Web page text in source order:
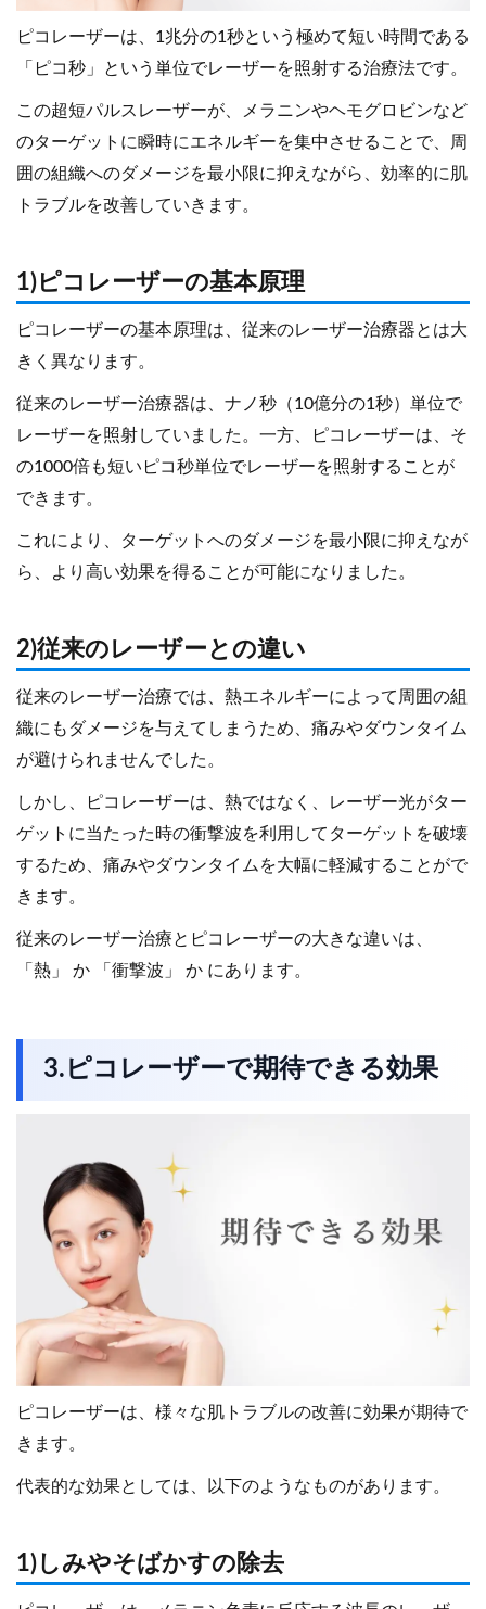
ピコレーザーは、1兆分の1秒という極めて短い時間である
「ピコ秒」という単位でレーザーを照射する治療法です。
この超短パルスレーザーが、メラニンやヘモグロビンなど
のターゲットに瞬時にエネルギーを集中させることで、周
囲の組織へのダメージを最小限に抑えながら、効率的に肌
トラブルを改善していきます。
1)ピコレーザーの基本原理
ピコレーザーの基本原理は、従来のレーザー治療器とは大
きく異なります。
従来のレーザー治療器は、ナノ秒（10億分の1秒）単位で
レーザーを照射していました。一方、ピコレーザーは、そ
の1000倍も短いピコ秒単位でレーザーを照射することが
できます。
これにより、ターゲットへのダメージを最小限に抑えなが
ら、より高い効果を得ることが可能になりました。
2)従来のレーザーとの違い
従来のレーザー治療では、熱エネルギーによって周囲の組
織にもダメージを与えてしまうため、痛みやダウンタイム
が避けられませんでした。
しかし、ピコレーザーは、熱ではなく、レーザー光がター
ゲットに当たった時の衝撃波を利用してターゲットを破壊
するため、痛みやダウンタイムを大幅に軽減することがで
きます。
従来のレーザー治療とピコレーザーの大きな違いは、
「熱」 か 「衝撃波」 か にあります。
3.ピコレーザーで期待できる効果
ピコレーザーは、様々な肌トラブルの改善に効果が期待で
きます。
代表的な効果としては、以下のようなものがあります。
1)しみやそばかすの除去